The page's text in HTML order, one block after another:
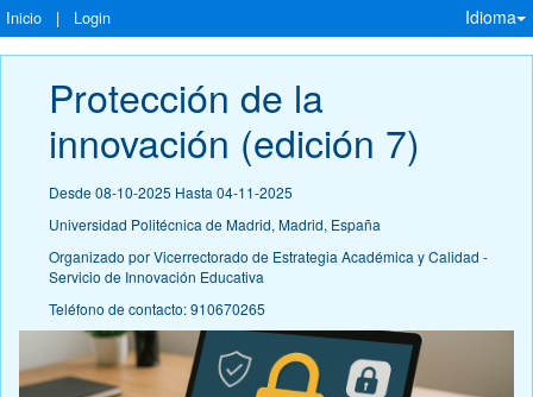
Inicio | Login Idioma
Protección de la
innovación (edición 7)
Desde 08-10-2025 Hasta 04-11-2025
Universidad Politécnica de Madrid, Madrid, España
Organizado por Vicerrectorado de Estrategia Académica y Calidad -
Servicio de Innovación Educativa
Teléfono de contacto: 910670265